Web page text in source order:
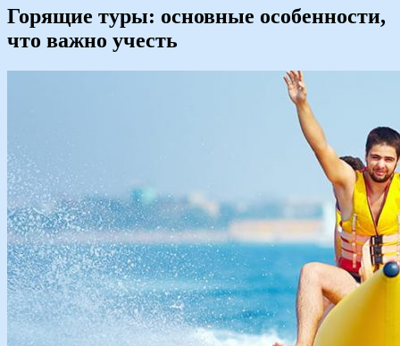
Горящие туры: основные особенности,
что важно учесть